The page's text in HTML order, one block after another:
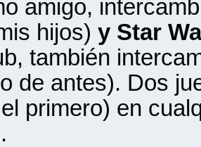
amigo,
hijos) y Star
también
de antes). Dos
primero) en